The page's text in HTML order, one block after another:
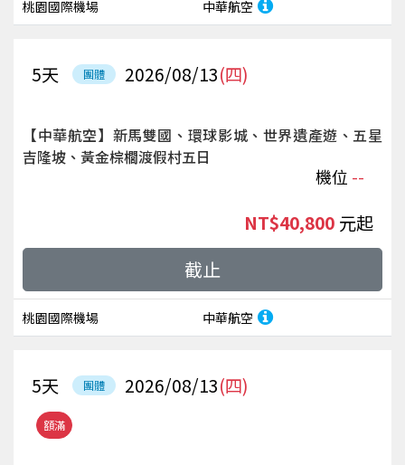
桃園國際機場 中華航空
團體 2026/08/13(四)
5天
【中華航空】新馬雙國、環球影城、世界遺產遊、五星
吉隆坡、黃金棕櫚渡假村五日
機位 --
桃園國際機場 中華航空
NT$40,800 起
截止
額滿
團體 2026/08/13(四)
5天